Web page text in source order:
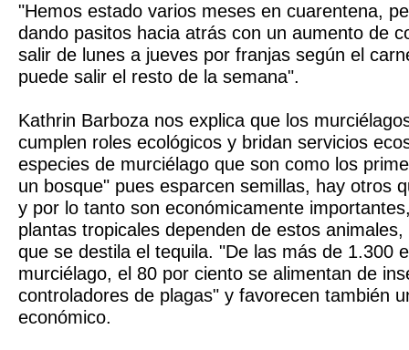
"Hemos estado varios meses en cuarentena,
dando pasitos hacia atrás con un aumento de
salir de lunes a jueves por franjas según el
puede salir el resto de la semana".
Kathrin Barboza nos explica que los
cumplen roles ecológicos y bridan servicios
especies de murciélago que son como los
un bosque" pues esparcen semillas, hay otros
y por lo tanto son económicamente
plantas tropicales dependen de estos
que se destila el tequila. "De las más de 1.300
murciélago, el 80 por ciento se alimentan de
controladores de plagas" y favorecen también
económico.